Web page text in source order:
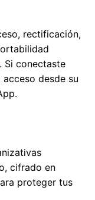
rectificación,
. Si conectaste
desde su
cifrado en
proteger tus